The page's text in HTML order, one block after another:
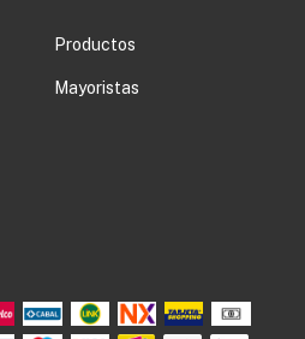
Productos
Mayoristas